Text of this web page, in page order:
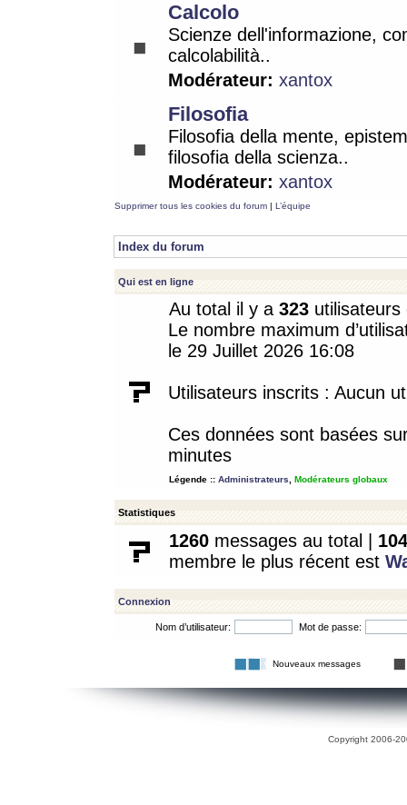
Calcolo
Scienze dell'informazione,
calcolabilità..
Modérateur: xantox
Filosofia
Filosofia della mente,
filosofia della scienza..
Modérateur: xantox
Supprimer tous les cookies du forum | L’équipe
Index du forum
Qui est en ligne
Au total il y a 323
Le nombre maximum
le 29 Juillet 2026 16:08
Utilisateurs inscrits : Aucun
Ces données sont basées
minutes
Légende :: Administrateurs Modérateurs globaux
Statistiques
1260 messages au total | 104
membre le plus récent est
Connexion
Nom d’utilisateur: Mot de passe:
Nouveaux messages
Copyright 2006-